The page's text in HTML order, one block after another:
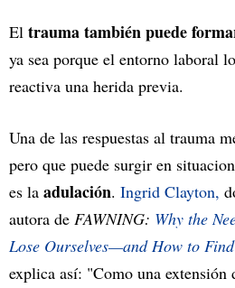
El trauma también puede
ya sea porque el entorno laboral
reactiva una herida previa.
Una de las respuestas al trauma
pero que puede surgir en
es la adulación. Ingrid Clayton,
autora de FAWNING: Why the
Lose Ourselves—and How to
explica así: "Como una